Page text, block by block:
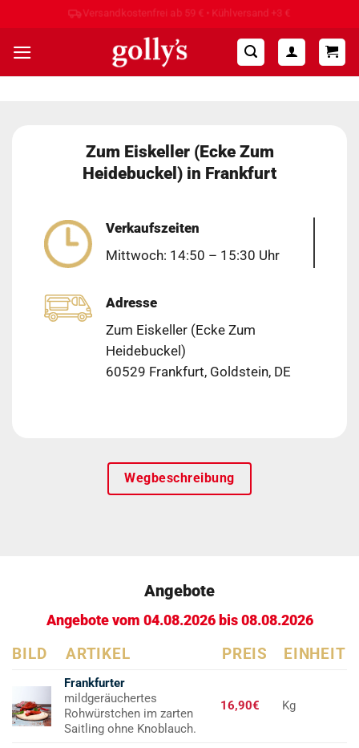
springen
Hohe Kundenzufriedenheit ⭐⭐⭐⭐⭐
Zum Eiskeller (Ecke Zum
Heidebuckel) in Frankfurt
Verkaufszeiten
Mittwoch: 14:50 – 15:30 Uhr
Adresse
Zum Eiskeller (Ecke Zum
Heidebuckel)
60529 Frankfurt, Goldstein, DE
Wegbeschreibung
Angebote
Angebote vom 04.08.2026 bis 08.08.2026
BILD ARTIKEL PREIS EINHEIT
Frankfurter
mildgeräuchertes
Rohwürstchen im zarten
Saitling ohne Knoblauch.
16,90€ Kg